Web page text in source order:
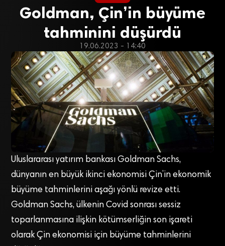
Goldman, Çin’in büyüme
tahminini düşürdü
19.06.2023 - 14:40
Uluslararası yatırım bankası Goldman Sachs,
dünyanın en büyük ikinci ekonomisi Çin’in ekonomik
büyüme tahminlerini aşağı yönlü revize etti.
Goldman Sachs, ülkenin Covid sonrası sessiz
toparlanmasına ilişkin kötümserliğin son işareti
olarak Çin ekonomisi için büyüme tahminlerini